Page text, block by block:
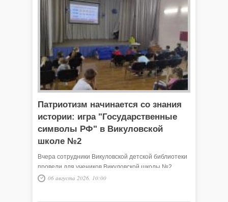
Патриотизм начинается со знания
истории: игра "Государственные
символы РФ" в Викуловской
школе №2
Вчера сотрудники Викуловской детской библиотеки
провели для учеников Викуловской школы №2
историческую игру, посвящённую государственным
06 августа 2026, 10:00